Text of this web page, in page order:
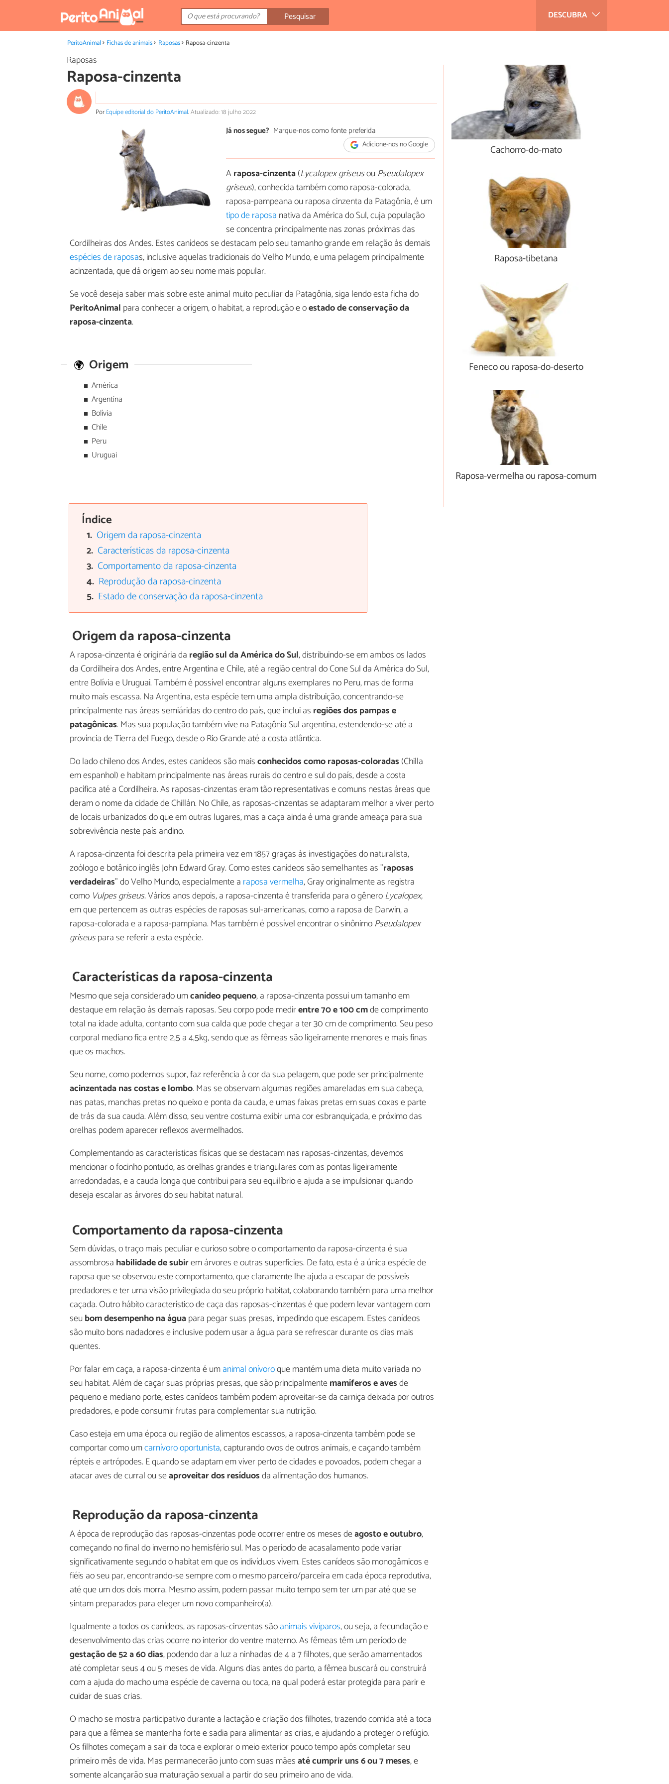
DESCUBRA
Pesquisar
PeritoAnimal Fichas de animais Raposas Raposa-cinzenta
Raposas
Raposa-cinzenta
PorEquipe editorial do PeritoAnimal.Atualizado: 18 julho 2022
Já nos segue? Marque-nos como fonte preferida
Adicione-nos no Google
Araposa-cinzenta(Lycalopex griseusouPseudalopex
griseus), conhecida também como raposa-colorada,
raposa-pampeana ou raposa cinzenta da Patagônia, é um
tipo de raposa nativa da América do Sul, cuja população
se concentra principalmente nas zonas próximas das
Cordilheiras dos Andes. Estes canídeos se destacam pelo seu tamanho grande em relação às demais
espécies de raposas, inclusive aquelas tradicionais do Velho Mundo, e uma pelagem principalmente
acinzentada, que dá origem ao seu nome mais popular.
Se você deseja saber mais sobre este animal muito peculiar da Patagônia, siga lendo esta ficha do
PeritoAnimal para conhecer a origem, o habitat, a reprodução e oestado de conservação da
raposa-cinzenta.
Origem
América
Argentina
Bolívia
Chile
Peru
Uruguai
Índice
Origem da raposa-cinzenta
Características da raposa-cinzenta
Comportamento da raposa-cinzenta
Reprodução da raposa-cinzenta
Estado de conservação da raposa-cinzenta
Origem da raposa-cinzenta
A raposa-cinzenta é originária da região sul da América do Sul, distribuindo-se em ambos os lados
da Cordilheira dos Andes, entre Argentina e Chile, até a região central do Cone Sul da América do Sul,
entre Bolívia e Uruguai. Também é possível encontrar alguns exemplares no Peru, mas de forma
muito mais escassa. Na Argentina, esta espécie tem uma ampla distribuição, concentrando-se
principalmente nas áreas semiáridas do centro do país, que inclui as regiões dos pampas e
patagônicas. Mas sua população também vive na Patagônia Sul argentina, estendendo-se até a
província de Tierra del Fuego, desde o Rio Grande até a costa atlântica.
Do lado chileno dos Andes, estes canídeos são maisconhecidos como raposas-coloradas (Chilla
em espanhol) e habitam principalmente nas áreas rurais do centro e sul do país, desde a costa
pacífica até a Cordilheira. As raposas-cinzentas eram tão representativas e comuns nestas áreas que
deram o nome da cidade de Chillán. No Chile, as raposas-cinzentas se adaptaram melhor a viver perto
de locais urbanizados do que em outras lugares, mas a caça ainda é uma grande ameaça para sua
sobrevivência neste país andino.
A raposa-cinzenta foi descrita pela primeira vez em 1857 graças às investigações do naturalista,
zoólogo e botânico inglês John Edward Gray. Como estes canídeos são semelhantes as "raposas
verdadeiras" do Velho Mundo, especialmente a raposa vermelha, Gray originalmente as registra
como Vulpes griseus.Vários anos depois, a raposa-cinzenta é transferida para o gêneroLycalopex,
em que pertencem as outras espécies de raposas sul-americanas, como a raposa de Darwin, a
raposa-colorada e a raposa-pampiana. Mas também é possível encontrar o sinônimoPseudalopex
griseuspara se referir a esta espécie.
Características da raposa-cinzenta
Mesmo que seja considerado umcanídeo pequeno, a raposa-cinzenta possui um tamanho em
destaque em relação às demais raposas. Seu corpo pode medirentre 70 e 100 cmde comprimento
total na idade adulta, contanto com sua calda que pode chegar a ter 30 cm de comprimento. Seu peso
corporal mediano fica entre 2,5 a 4,5kg, sendo que as fêmeas são ligeiramente menores e mais finas
que os machos.
Seu nome, como podemos supor, faz referência à cor da sua pelagem, que pode ser principalmente
acinzentada nas costas e lombo. Mas se observam algumas regiões amareladas em sua cabeça,
nas patas, manchas pretas no queixo e ponta da cauda, e umas faixas pretas em suas coxas e parte
de trás da sua cauda. Além disso, seu ventre costuma exibir uma cor esbranquiçada, e próximo das
orelhas podem aparecer reflexos avermelhados.
Complementando as características físicas que se destacam nas raposas-cinzentas, devemos
mencionar o focinho pontudo, as orelhas grandes e triangulares com as pontas ligeiramente
arredondadas, e a cauda longa que contribui para seu equilíbrio e ajuda a se impulsionar quando
deseja escalar as árvores do seu habitat natural.
Comportamento da raposa-cinzenta
Sem dúvidas, o traço mais peculiar e curioso sobre o comportamento da raposa-cinzenta é sua
assombrosa habilidade de subirem árvores e outras superfícies. De fato, esta é a única espécie de
raposa que se observou este comportamento, que claramente lhe ajuda a escapar de possíveis
predadores e ter uma visão privilegiada do seu próprio habitat, colaborando também para uma melhor
caçada. Outro hábito característico de caça das raposas-cinzentas é que podem levar vantagem com
seubom desempenho na águapara pegar suas presas, impedindo que escapem. Estes canídeos
são muito bons nadadores e inclusive podem usar a água para se refrescar durante os dias mais
quentes.
Por falar em caça, a raposa-cinzenta é umanimal onívoroque mantém uma dieta muito variada no
seu habitat. Além de caçar suas próprias presas, que são principalmentemamíferos e avesde
pequeno e mediano porte, estes canídeos também podem aproveitar-se da carniça deixada por outros
predadores, e pode consumir frutas para complementar sua nutrição.
Caso esteja em uma época ou região de alimentos escassos, a raposa-cinzenta também pode se
comportar como umcarnívoro oportunista, capturando ovos de outros animais, e caçando também
répteis e artrópodes. E quando se adaptam em viver perto de cidades e povoados, podem chegar a
atacar aves de curral ou seaproveitar dos resíduosda alimentação dos humanos.
Reprodução da raposa-cinzenta
A época de reprodução das raposas-cinzentas pode ocorrer entre os meses deagosto e outubro,
começando no final do inverno no hemisfério sul. Mas o período de acasalamento pode variar
significativamente segundo o habitat em que os indivíduos vivem. Estes canídeos são monogâmicos e
fiéis ao seu par, encontrando-se sempre com o mesmo parceiro/parceira em cada época reprodutiva,
até que um dos dois morra. Mesmo assim, podem passar muito tempo sem ter um par até que se
sintam preparados para eleger um novo companheiro(a).
Igualmente a todos os canídeos, as raposas-cinzentas sãoanimais vivíparos, ou seja, a fecundação e
desenvolvimento das crias ocorre no interior do ventre materno. As fêmeas têm um período de
gestação de 52 a 60 dias, podendo dar a luz a ninhadas de 4 a 7 filhotes, que serão amamentados
até completar seus 4 ou 5 meses de vida. Alguns dias antes do parto, a fêmea buscará ou construirá
com a ajuda do macho uma espécie de caverna ou toca, na qual poderá estar protegida para parir e
cuidar de suas crias.
O macho se mostra participativo durante a lactação e criação dos filhotes, trazendo comida até a toca
para que a fêmea se mantenha forte e sadia para alimentar as crias, e ajudando a proteger o refúgio.
Os filhotes começam a sair da toca e explorar o meio exterior pouco tempo após completar seu
primeiro mês de vida. Mas permanecerão junto com suas mãesaté cumprir uns 6 ou 7 meses, e
somente alcançarão sua maturação sexual a partir do seu primeiro ano de vida.
Cachorro-do-mato
Raposa-tibetana
Feneco ou raposa-do-deserto
Raposa-vermelha ou raposa-comum